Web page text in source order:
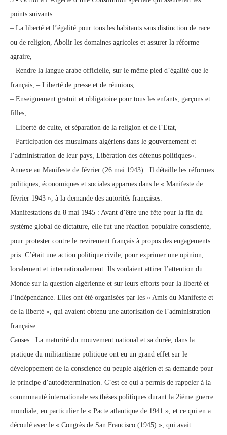
points suivants :
– La liberté et l’égalité pour tous les habitants sans distinction de race
ou de religion, Abolir les domaines agricoles et assurer la réforme
agraire,
– Rendre la langue arabe officielle, sur le même pied d’égalité que le
français, – Liberté de presse et de réunions,
– Enseignement gratuit et obligatoire pour tous les enfants, garçons et
filles,
– Liberté de culte, et séparation de la religion et de l’Etat,
– Participation des musulmans algériens dans le gouvernement et
l’administration de leur pays, Libération des détenus politiques».
Annexe au Manifeste de février (26 mai 1943) : Il détaille les réformes
politiques, économiques et sociales apparues dans le « Manifeste de
février 1943 », à la demande des autorités françaises.
Manifestations du 8 mai 1945 : Avant d’être une fête pour la fin du
système global de dictature, elle fut une réaction populaire consciente,
pour protester contre le revirement français à propos des engagements
pris. C’était une action politique civile, pour exprimer une opinion,
localement et internationalement. Ils voulaient attirer l’attention du
Monde sur la question algérienne et sur leurs efforts pour la liberté et
l’indépendance. Elles ont été organisées par les « Amis du Manifeste et
de la liberté », qui avaient obtenu une autorisation de l’administration
française.
Causes : La maturité du mouvement national et sa durée, dans la
pratique du militantisme politique ont eu un grand effet sur le
développement de la conscience du peuple algérien et sa demande pour
le principe d’autodétermination. C’est ce qui a permis de rappeler à la
communauté internationale ses thèses politiques durant la 2ième guerre
mondiale, en particulier le « Pacte atlantique de 1941 », et ce qui en a
découlé avec le « Congrès de San Francisco (1945) », qui avait